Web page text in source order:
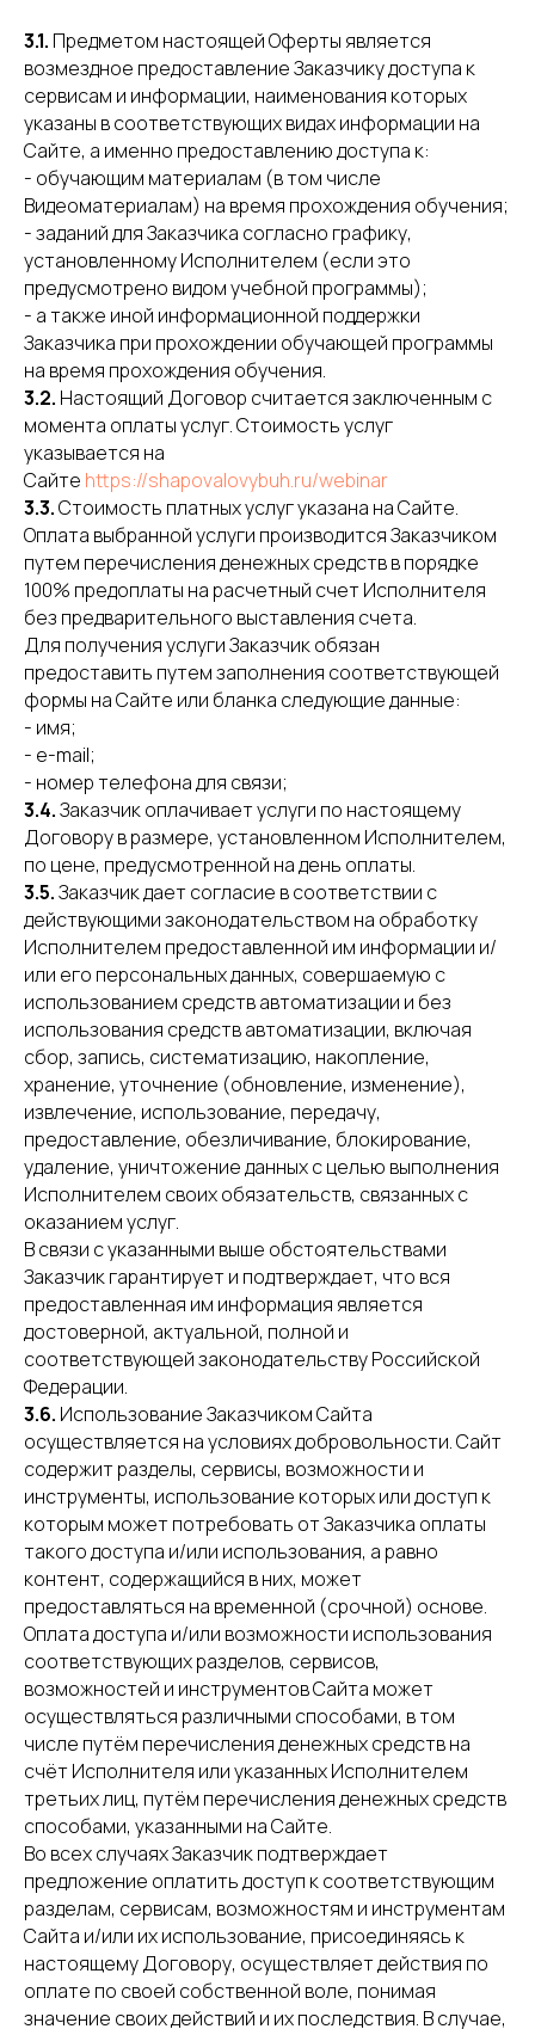
3.1. Предметом настоящей Оферты является
возмездное предоставление Заказчику доступа к
сервисам и информации, наименования которых
указаны в соответствующих видах информации на
Сайте, а именно предоставлению доступа к:
- обучающим материалам (в том числе
Видеоматериалам) на время прохождения обучения;
- заданий для Заказчика согласно графику,
установленному Исполнителем (если это
предусмотрено видом учебной программы);
- а также иной информационной поддержки
Заказчика при прохождении обучающей программы
на время прохождения обучения.
3.2. Настоящий Договор считается заключенным с
момента оплаты услуг. Стоимость услуг
указывается на
Сайте https://shapovalovybuh.ru/webinar
3.3.Стоимость платных услуг указана на Сайте.
Оплата выбранной услуги производится Заказчиком
путем перечисления денежных средств в порядке
100% предоплаты на расчетный счет Исполнителя
без предварительного выставления счета.
Для получения услуги Заказчик обязан
предоставить путем заполнения соответствующей
формы на Сайте или бланка следующие данные:
- имя;
- e-mail;
- номер телефона для связи;
3.4.Заказчик оплачивает услуги по настоящему
Договору в размере, установленном Исполнителем,
по цене, предусмотренной на день оплаты.
3.5.Заказчик дает согласие в соответствии с
действующими законодательством на обработку
Исполнителем предоставленной им информации и/
или его персональных данных, совершаемую с
использованием средств автоматизации и без
использования средств автоматизации, включая
сбор, запись, систематизацию, накопление,
хранение, уточнение (обновление, изменение),
извлечение, использование, передачу,
предоставление, обезличивание, блокирование,
удаление, уничтожение данных с целью выполнения
Исполнителем своих обязательств, связанных с
оказанием услуг.
В связи с указанными выше обстоятельствами
Заказчик гарантирует и подтверждает, что вся
предоставленная им информация является
достоверной, актуальной, полной и
соответствующей законодательству Российской
Федерации.
3.6. Использование Заказчиком Сайта
осуществляется на условиях добровольности. Сайт
содержит разделы, сервисы, возможности и
инструменты, использование которых или доступ к
которым может потребовать от Заказчика оплаты
такого доступа и/или использования, а равно
контент, содержащийся в них, может
предоставляться на временной (срочной) основе.
Оплата доступа и/или возможности использования
соответствующих разделов, сервисов,
возможностей и инструментов Сайта может
осуществляться различными способами, в том
числе путём перечисления денежных средств на
счёт Исполнителя или указанных Исполнителем
третьих лиц, путём перечисления денежных средств
способами, указанными на Сайте.
Во всех случаях Заказчик подтверждает
предложение оплатить доступ к соответствующим
разделам, сервисам, возможностям и инструментам
Сайта и/или их использование, присоединяясь к
настоящему Договору, осуществляет действия по
оплате по своей собственной воле, понимая
значение своих действий и их последствия. В случае,